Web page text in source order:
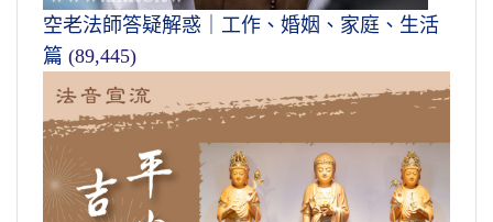
空老法師答疑解惑｜工作、婚姻、家庭、生活
篇 (89,445)